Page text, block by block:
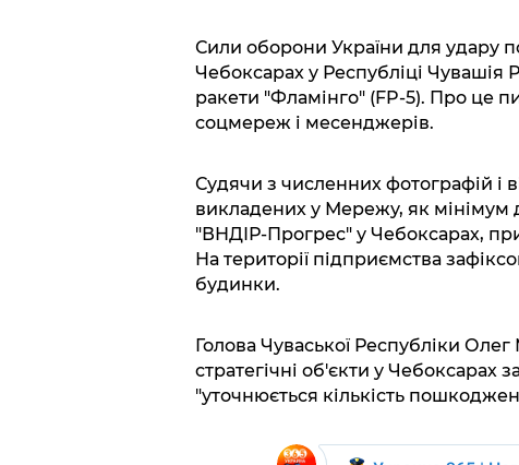
Сили оборони України для удару
Чебоксарах у Республіці Чувашія
ракети "Фламінго" (FP-5). Про це
соцмереж і месенджерів.
Судячи з численних фотографій і
викладених у Мережу, як мінімум
"ВНДІР-Прогрес" у Чебоксарах,
На території підприємства
будинки.
Голова Чуваської Республіки
стратегічні об'єкти у Чебоксарах
"уточнюється кількість